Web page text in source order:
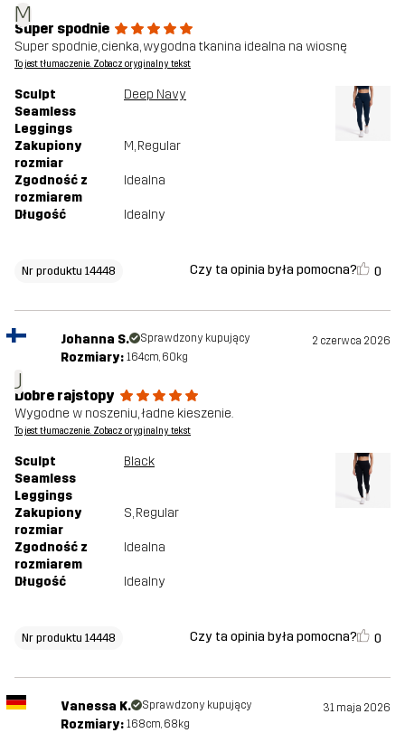
M
Super spodnie
Super spodnie, cienka, wygodna tkanina idealna na wiosnę
To jest tłumaczenie. Zobacz oryginalny tekst
Sculpt
Seamless
Leggings
Deep Navy
Zakupiony
rozmiar
M, Regular
Zgodność z
rozmiarem
Idealna
Długość Idealny
Nr produktu 14448 Czy ta opinia była pomocna? 0
J
Johanna S. Sprawdzony kupujący 2 czerwca 2026
Rozmiary: 164cm, 60kg
Dobre rajstopy
Wygodne w noszeniu, ładne kieszenie.
To jest tłumaczenie. Zobacz oryginalny tekst
Sculpt
Seamless
Leggings
Black
Zakupiony
rozmiar
S, Regular
Zgodność z
rozmiarem
Idealna
Długość Idealny
Nr produktu 14448 Czy ta opinia była pomocna? 0
Vanessa K. Sprawdzony kupujący 31 maja 2026
Rozmiary: 168cm, 68kg